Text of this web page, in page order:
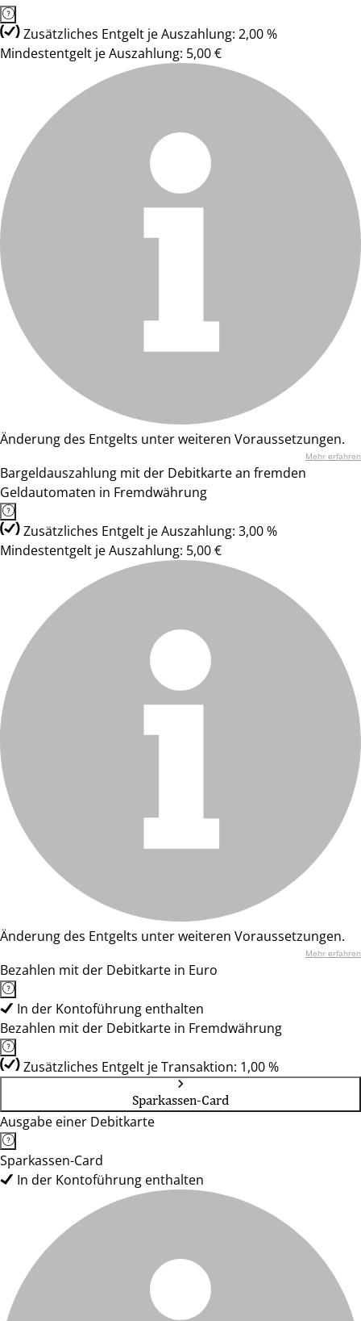
Zusätzliches Entgelt je Auszahlung: 2,00 %
Mindestentgelt je Auszahlung: 5,00 €
Änderung des Entgelts unter weiteren Voraussetzungen.
Mehr erfahren
Bargeldauszahlung mit der Debitkarte an fremden
Geldautomaten in Fremdwährung
Zusätzliches Entgelt je Auszahlung: 3,00 %
Mindestentgelt je Auszahlung: 5,00 €
Änderung des Entgelts unter weiteren Voraussetzungen.
Mehr erfahren
Bezahlen mit der Debitkarte in Euro
In der Kontoführung enthalten
Bezahlen mit der Debitkarte in Fremdwährung
Zusätzliches Entgelt je Transaktion: 1,00 %
Sparkassen-Card
Ausgabe einer Debitkarte
Sparkassen-Card
In der Kontoführung enthalten